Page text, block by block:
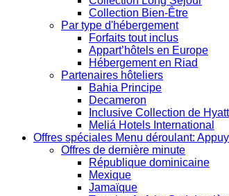
Collection Bien-Être
Par type d'hébergement
Forfaits tout inclus
Appart’hôtels en Europe
Hébergement en Riad
Partenaires hôteliers
Bahia Principe
Decameron
Inclusive Collection de Hyatt
Meliá Hotels International
Offres spéciales Menu déroulant:
Offres de dernière minute
République dominicaine
Mexique
Jamaïque